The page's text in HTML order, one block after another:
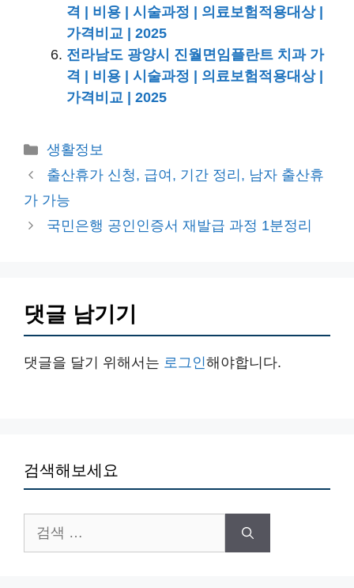
격 | 비용 | 시술과정 | 의료보험적용대상 |
가격비교 | 2025
전라남도 광양시 진월면임플란트 치과 가
격 | 비용 | 시술과정 | 의료보험적용대상 |
가격비교 | 2025
카
테
리
생활정보
출산휴가 신청, 급여, 기간 정리, 남자 출산휴
가 가능
국민은행 공인인증서 재발급 과정 1분정리
댓글 남기기
댓글을 달기 위해서는 로그인해야합니다.
검색해보세요
색: